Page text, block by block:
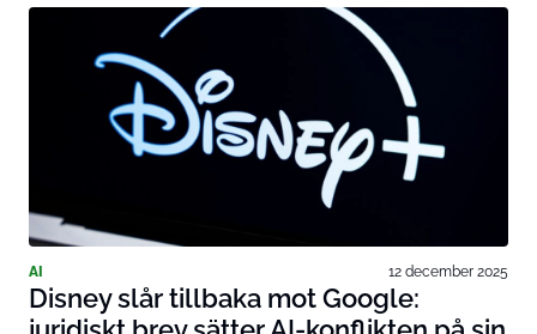
AI 12 december 2025
Disney slår tillbaka mot Google: